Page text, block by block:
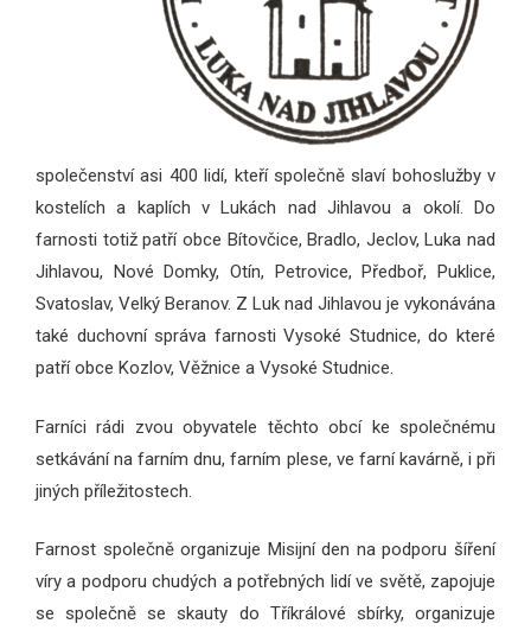
společenství asi 400 lidí, kteří společně slaví bohoslužby v
kostelích a kaplích v Lukách nad Jihlavou a okolí. Do
farnosti totiž patří obce Bítovčice, Bradlo, Jeclov, Luka nad
Jihlavou, Nové Domky, Otín, Petrovice, Předboř, Puklice,
Svatoslav, Velký Beranov. Z Luk nad Jihlavou je vykonávána
také duchovní správa farnosti Vysoké Studnice, do které
patří obce Kozlov, Věžnice a Vysoké Studnice.
Farníci rádi zvou obyvatele těchto obcí ke společnému
setkávání na farním dnu, farním plese, ve farní kavárně, i při
jiných příležitostech.
Farnost společně organizuje Misijní den na podporu šíření
víry a podporu chudých a potřebných lidí ve světě, zapojuje
se společně se skauty do Tříkrálové sbírky, organizuje